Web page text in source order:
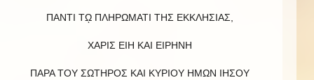
ΠΑΝΤΙ Τῼ ΠΛΗΡΩΜΑΤΙ ΤΗΣ ΕΚΚΛΗΣΙΑΣ,
ΧΑΡΙΣ ΕΙΗ ΚΑΙ ΕΙΡΗΝΗ
ΠΑΡΑ ΤΟΥ ΣΩΤΗΡΟΣ ΚΑΙ ΚΥΡΙΟΥ ΗΜΩΝ ΙΗΣΟΥ